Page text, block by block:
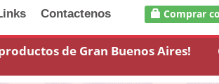
Contactenos Comprar
de Gran Buenos Aires!